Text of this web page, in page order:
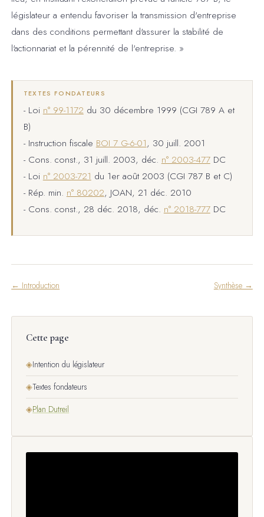
législateur a entendu favoriser la transmission d'entreprise
dans des conditions permettant d'assurer la stabilité de
l'actionnariat et la pérennité de l'entreprise. »
TEXTES FONDATEURS
- Loi n° 99-1172 du 30 décembre 1999 (CGI 789 A et
B)
- Instruction fiscale BOI 7 G-6-01, 30 juill. 2001
- Cons. const., 31 juill. 2003, déc. n° 2003-477DC
- Loi n° 2003-721 du 1er août 2003 (CGI 787 B et C)
- Rép. min. n° 80202, JOAN, 21 déc. 2010
- Cons. const., 28 déc. 2018, déc. n° 2018-777DC
← Introduction Synthèse →
Cette page
◈Intention du législateur
◈Textes fondateurs
◈Plan Dutreil